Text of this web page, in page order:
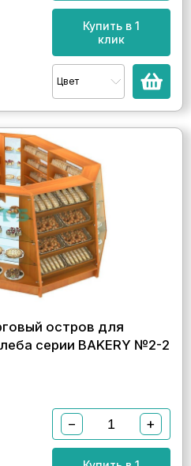
Купить в 1
клик
Цвет
остров для
серии BAKERY №2-2
− +